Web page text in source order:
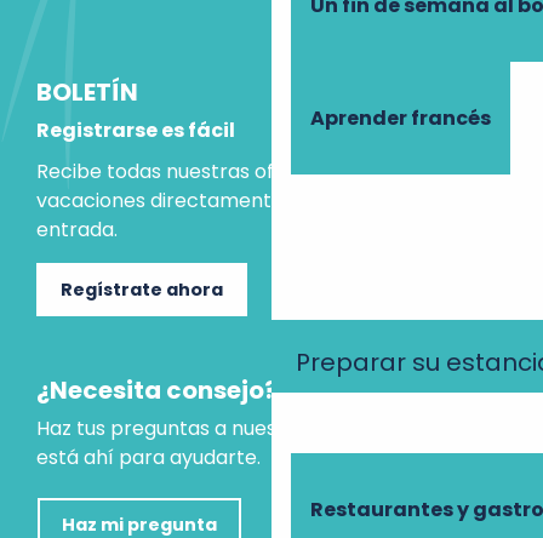
Aprender francés
Preparar su
Restaurantes y
BOLETÍN
Registrarse es fácil
Recibe todas nuestras ofertas e ideas para las
vacaciones directamente en tu bandeja de
entrada.
Regístrate ahora
¿Necesita consejo?
Haz tus preguntas a nuestro asistente virtual, que
está ahí para ayudarte.
Haz mi pregunta